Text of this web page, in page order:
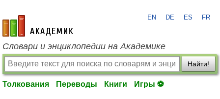
academic.ru
EN DE ES FR
Словари и энциклопедии на Академике
Найти!
Толкования Переводы Книги Игры ⚽